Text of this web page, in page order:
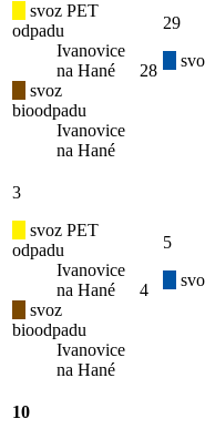
svoz PET
odpadu
Ivanovice
na Hané
svoz
bioodpadu
Ivanovice
na Hané
28
29
3
svoz PET
odpadu
Ivanovice
na Hané
svoz
bioodpadu
Ivanovice
na Hané
4
5
10